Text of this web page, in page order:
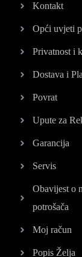
Kontakt
Opći uvjeti
Privatnost i
Dostava i
Povrat
Upute za
Garancija
Servis
Obavijest o
potrošača
Moj račun
Popis Želja